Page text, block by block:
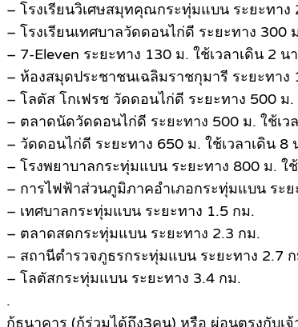
– โรงเรียนวิเศษสมุทคุณกระทุ่มแบน ระยะทาง
– โรงเรียนเทศบาลวัดดอนไก่ดี ระยะทาง 300
– 7-Eleven ระยะทาง 130 ม. ใช้เวลาเดิน 2 น
– ห้องสมุดประชาชนเฉลิมราชกุมารี ระยะทาง
– โลตัส โกเฟรช วัดดอนไก่ดี ระยะทาง 500 ม.
– ตลาดนัดวัดดอนไก่ดี ระยะทาง 500 ม. ใช้เว
– วัดดอนไก่ดี ระยะทาง 650 ม. ใช้เวลาเดิน 8
– โรงพยาบาลกระทุ่มแบน ระยะทาง 800 ม. ใ
– การไฟฟ้าส่วนภูมิภาคอำเภอกระทุ่มแบน ระย
– เทศบาลกระทุ่มแบน ระยะทาง 1.5 กม.
– ตลาดสดกระทุ่มแบน ระยะทาง 2.3 กม.
– สถานีตำรวจภูธรกระทุ่มแบน ระยะทาง 2.7
– โลตัสกระทุ่มแบน ระยะทาง 3.4 กม.
.
กู้ธนาคาร (กู้ร่วมได้ถึง3คน) หรือ ผ่อนตรงกับเจ้